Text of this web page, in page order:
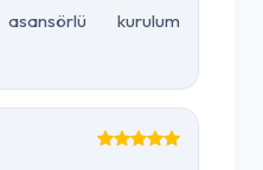
kurulum